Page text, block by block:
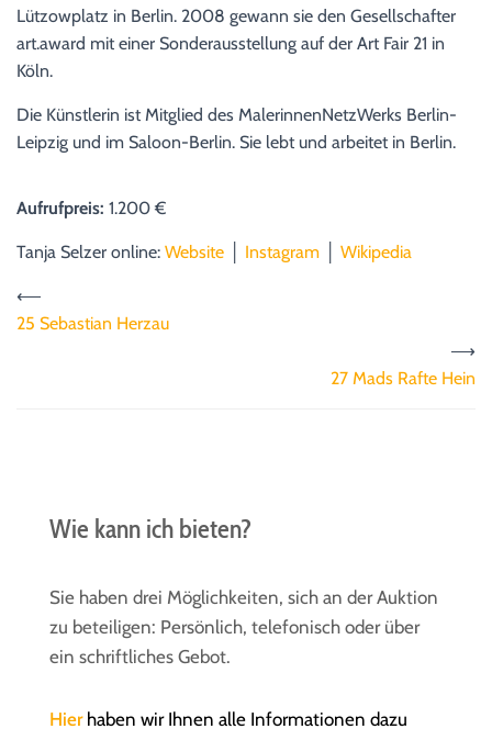
Lützowplatz in Berlin. 2008 gewann sie den Gesellschafter
art.award mit einer Sonderausstellung auf der Art Fair 21 in
Köln.
Die Künstlerin ist Mitglied des MalerinnenNetzWerks Berlin-
Leipzig und im Saloon-Berlin. Sie lebt und arbeitet in Berlin.
Aufrufpreis: 1.200 €
Tanja Selzer online: Website Instagram Wikipedia
⟵
25 Sebastian Herzau
⟶
27 Mads Rafte Hein
Wie kann ich bieten?
Sie haben drei Möglichkeiten, sich an der Auktion
zu beteiligen: Persönlich, telefonisch oder über
ein schriftliches Gebot.
Hier haben wir Ihnen alle Informationen dazu